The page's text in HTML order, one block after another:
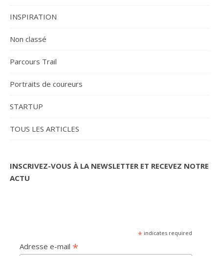
INSPIRATION
Non classé
Parcours Trail
Portraits de coureurs
STARTUP
TOUS LES ARTICLES
INSCRIVEZ-VOUS À LA NEWSLETTER ET RECEVEZ NOTRE
ACTU
* indicates required
Adresse e-mail *